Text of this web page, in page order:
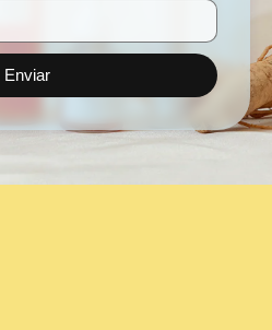
Enviar